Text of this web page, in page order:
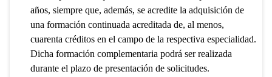
años, siempre que, además, se acredite la adquisición de
una formación continuada acreditada de, al menos,
cuarenta créditos en el campo de la respectiva especialidad.
Dicha formación complementaria podrá ser realizada
durante el plazo de presentación de solicitudes.